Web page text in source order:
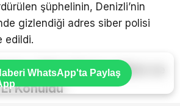
şüphelinin, Denizli’nin
gizlendiği adres siber polisi
edildi.
Dijital Materyallere ve
Konuldu
WhatsApp'ta Paylaş